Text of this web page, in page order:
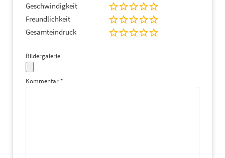
Geschwindigkeit
Freundlichkeit
Gesamteindruck
Bildergalerie
Kommentar *